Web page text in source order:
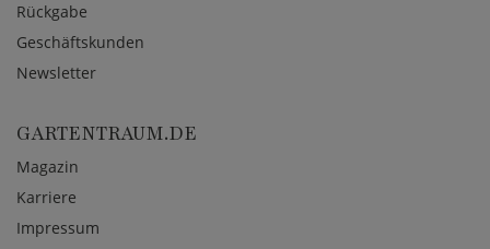
Rückgabe
Geschäftskunden
Newsletter
GARTENTRAUM.DE
Magazin
Karriere
Impressum